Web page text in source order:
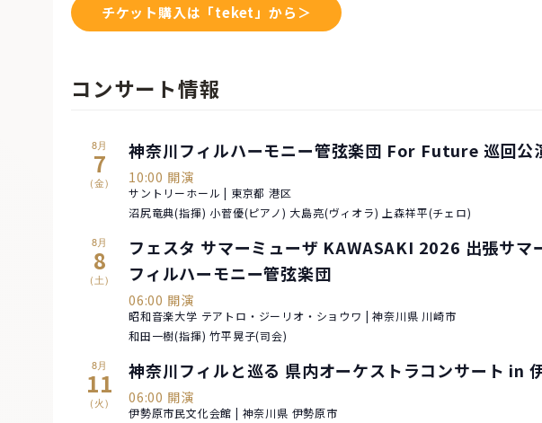
チケット購入は「teket」から＞
コンサート情報
8月
7
(金)
神奈川フィルハーモニー管弦楽団 For Future 巡回公
10:00 開演
サントリーホール | 東京都 港区
沼尻竜典(指揮) 小菅優(ピアノ) 大島亮(ヴィオラ) 上森祥平(チェロ)
8月
8
(土)
フェスタ サマーミューザ KAWASAKI 2026 出張サマ
フィルハーモニー管弦楽団
06:00 開演
昭和音楽大学 テアトロ・ジーリオ・ショウワ | 神奈川県 川崎市
和田一樹(指揮) 竹平晃子(司会)
8月
11
(火)
神奈川フィルと巡る 県内オーケストラコンサート in
06:00 開演
伊勢原市民文化会館 | 神奈川県 伊勢原市